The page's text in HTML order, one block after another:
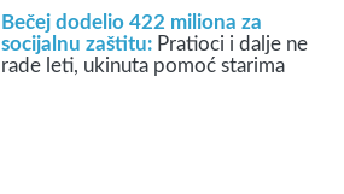
Bečej dodelio 422 miliona za
socijalnu zaštitu: Pratioci i dalje ne
rade leti, ukinuta pomoć starima